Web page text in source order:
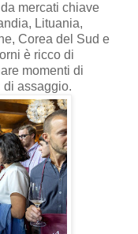
mercati chiave
Lituania,
Corea del Sud e
è ricco di
momenti di
di assaggio.